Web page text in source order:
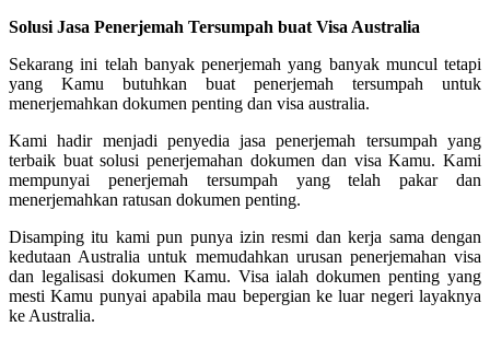
Solusi Jasa Penerjemah Tersumpah buat Visa Australia
Sekarang ini telah banyak penerjemah yang banyak muncul tetapi
yang Kamu butuhkan buat penerjemah tersumpah untuk
menerjemahkan dokumen penting dan visa australia.
Kami hadir menjadi penyedia jasa penerjemah tersumpah yang
terbaik buat solusi penerjemahan dokumen dan visa Kamu. Kami
mempunyai penerjemah tersumpah yang telah pakar dan
menerjemahkan ratusan dokumen penting.
Disamping itu kami pun punya izin resmi dan kerja sama dengan
kedutaan Australia untuk memudahkan urusan penerjemahan visa
dan legalisasi dokumen Kamu. Visa ialah dokumen penting yang
mesti Kamu punyai apabila mau bepergian ke luar negeri layaknya
ke Australia.